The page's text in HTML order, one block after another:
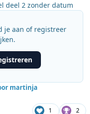
deel 2 zonder datum
je aan of registreer
martinja
1 2